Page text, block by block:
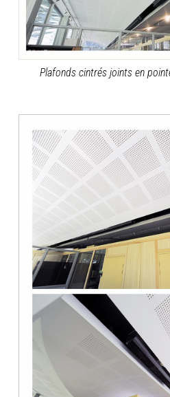
Plafonds cintrés joints en